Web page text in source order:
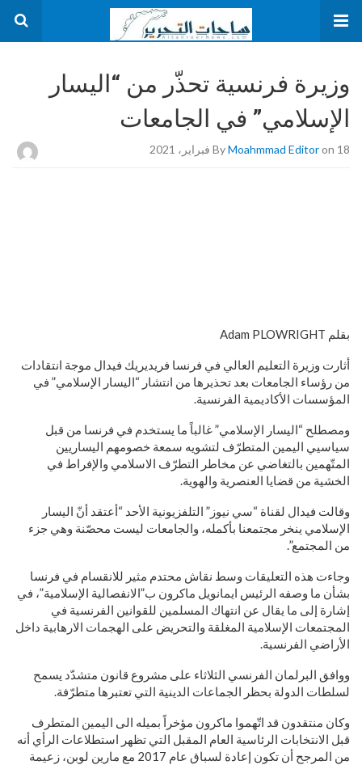
وزيرة فرنسية تحذّر من “اليسار
الإسلامي” في الجامعات
ByMoahmmad Editoron 18 فبراير، 2021
بقلم Adam PLOWRIGHT
أثارت وزيرة التعليم العالي في فرنسا فريديريك فيدال موجة انتقادات
من رؤساء الجامعات بعد تحذيرها من انتشار “اليسار الإسلامي” في
المؤسسات الأكاديمية الفرنسية.
ومصطلح “اليسار الإسلامي” غالباً ما يستخدم في فرنسا من قبل
سياسيي اليمين المتطرّف لتشويه سمعة خصومهم اليساريين
المتّهمين بالتغاضي عن مخاطر التطرّف الاسلامي والإفراط في
الخشية من قضايا العنصرية والهوية.
وقالت فيدال لقناة “سي نيوز” التلفزيونية الأحد “أعتقد أنّ اليسار
الإسلامي ينخر مجتمعنا بأكمله، والجامعات ليست محصّنة وهي جزء
من المجتمع”.
وجاءت هذه التعليقات وسط نقاش محتدم مثير للانقسام في فرنسا
بشأن ما وصفه الرئيس ايمانويل ماكرون ب”الانفصالية الإسلامية”، في
إشارة إلى ما يقال عن انتهاك المسلمين للقوانين الفرنسية في
المجتمعات الإسلامية المغلقة والتحريض على الهجمات الارهابية داخل
الأراضي الفرنسية.
ووافق البرلمان الفرنسي الثلاثاء على مشروع قانون متشدّد يسمح
لسلطات الدولة بحظر الجماعات الدينية التي تعتبرها متطرّفة.
وكان منتقدون قد اتّهموا ماكرون مؤخراً بميله الى اليمين المتطرف
قبل الانتخابات الرئاسية العام المقبل التي تظهر استطلاعات الرأي أنه
من المرجح أن تكون إعادة لسباق عام 2017 مع مارين لوبن، زعيمة